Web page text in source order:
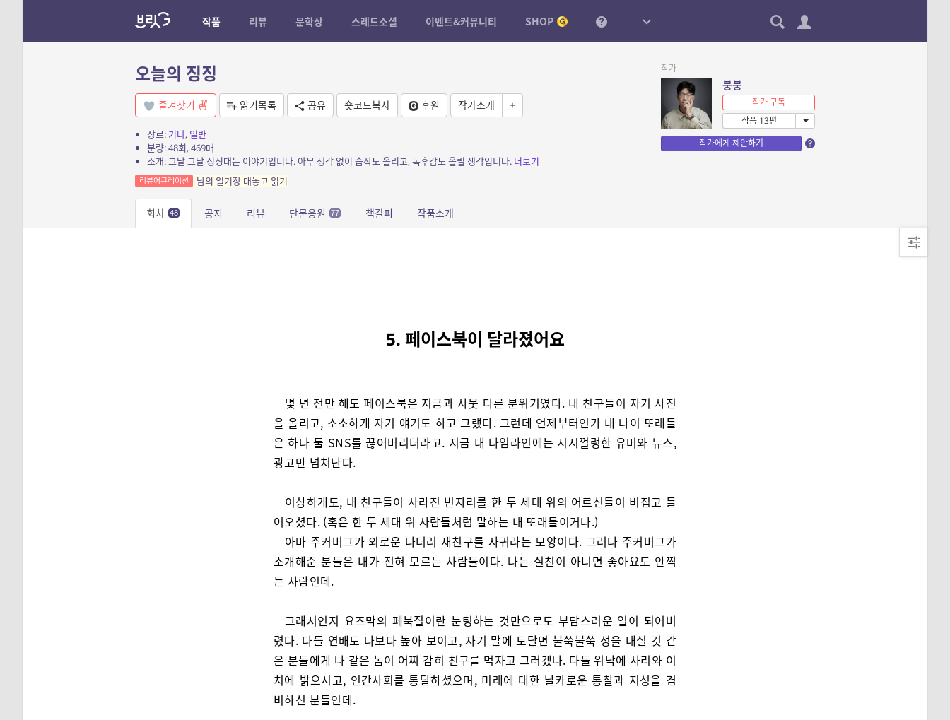
작품 리뷰 문학상 스레드소설 이벤트&커뮤니티 SHOP
오늘의 징징
즐겨찾기 읽기목록 공유 숏코드복사 후원 작가소개 +
장르: 기타, 일반
분량: 48회, 469매
소개: 그날 그날 징징대는 이야기입니다. 아무 생각 없이 습작도 올리고, 독후감도 올릴 생각입니다. 더보기
리뷰어큐레이션 남의 일기장 대놓고 읽기
작가
붕붕
작가 구독
작품 13편
작가에게 제안하기
회차 48 공지 리뷰 단문응원 77 책갈피 작품소개
5. 페이스북이 달라졌어요
몇 년 전만 해도 페이스북은 지금과 사뭇 다른 분위기였다. 내 친구들이 자기 사진
을 올리고, 소소하게 자기 얘기도 하고 그랬다. 그런데 언제부터인가 내 나이 또래들
은 하나 둘 SNS를 끊어버리더라고. 지금 내 타임라인에는 시시껄렁한 유머와 뉴스,
광고만 넘쳐난다.
이상하게도, 내 친구들이 사라진 빈자리를 한 두 세대 위의 어르신들이 비집고 들
어오셨다. (혹은 한 두 세대 위 사람들처럼 말하는 내 또래들이거나.)
아마 주커버그가 외로운 나더러 새친구를 사귀라는 모양이다. 그러나 주커버그가
소개해준 분들은 내가 전혀 모르는 사람들이다. 나는 실친이 아니면 좋아요도 안찍
는 사람인데.
그래서인지 요즈막의 페북질이란 눈팅하는 것만으로도 부담스러운 일이 되어버
렸다. 다들 연배도 나보다 높아 보이고, 자기 말에 토달면 불쑥불쑥 성을 내실 것 같
은 분들에게 나 같은 놈이 어찌 감히 친구를 먹자고 그러겠나. 다들 워낙에 사리와 이
치에 밝으시고, 인간사회를 통달하셨으며, 미래에 대한 날카로운 통찰과 지성을 겸
비하신 분들인데.